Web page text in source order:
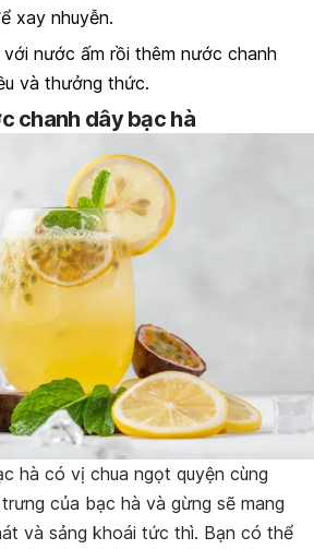
xay nhuyễn.
nước ấm rồi thêm nước chanh
và thưởng thức.
chanh dây bạc hà
hà có vị chua ngọt quyện cùng
của bạc hà và gừng sẽ mang
và sảng khoái tức thì. Bạn có thể